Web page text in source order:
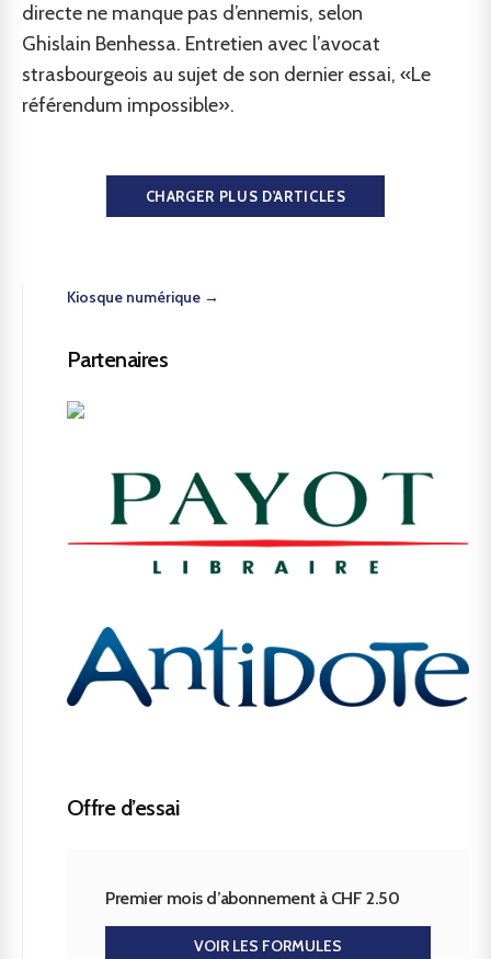
directe ne manque pas d’ennemis, selon
Ghislain Benhessa. Entretien avec l’avocat
strasbourgeois au sujet de son dernier essai, «Le
référendum impossible».
CHARGER PLUS D'ARTICLES
Kiosque numérique →
Partenaires
Offre d’essai
Premier mois d’abonnement à CHF 2.50
VOIR LES FORMULES